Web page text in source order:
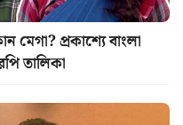
প্রকাশ্যে বাংলা
তালিকা